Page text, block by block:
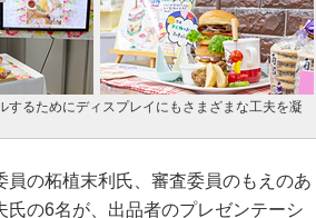
るためにディスプレイにもさまざまな工夫を凝
の柘植末利氏、審査委員のもえのあ
の6名が、出品者のプレゼンテーシ